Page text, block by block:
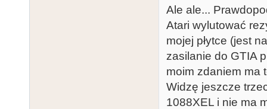
Ale ale...
Atari wylutować
mojej płytce (jest
zasilanie do GTIA
moim zdaniem ma
Widzę jeszcze
1088XEL i nie ma